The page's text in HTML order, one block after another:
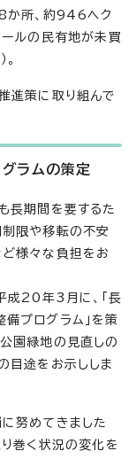
か所、約946ヘク
ルの民有地が未買
進策に取り組んで
ラムの策定
長期間を要するた
限や移転の不安
様々な負担をお
成20年3月に、「長
プログラム」を策
園緑地の見直しの
目途をお示ししま
努めてきました
巻く状況の変化を